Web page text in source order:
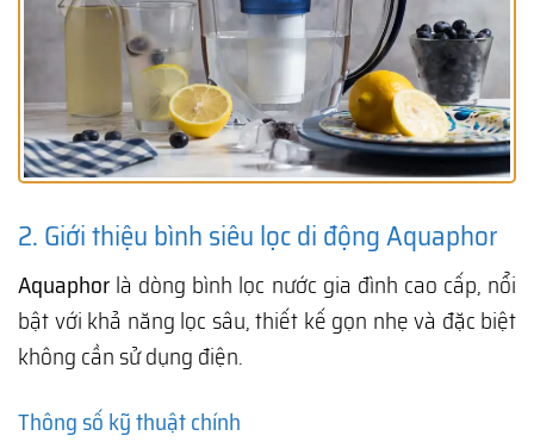
2. Giới thiệu bình siêu lọc di động Aquaphor
Aquaphor là dòng bình lọc nước gia đình cao cấp, nổi
bật với khả năng lọc sâu, thiết kế gọn nhẹ và đặc biệt
không cần sử dụng điện.
Thông số kỹ thuật chính